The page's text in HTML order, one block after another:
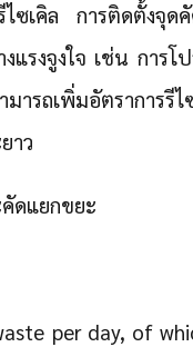
ไซเคิล การติดตั้งจุด
แรงจูงใจ เช่น การโ
ารถเพิ่มอัตราการรี
าว
ดแยกขยะ
per day, of